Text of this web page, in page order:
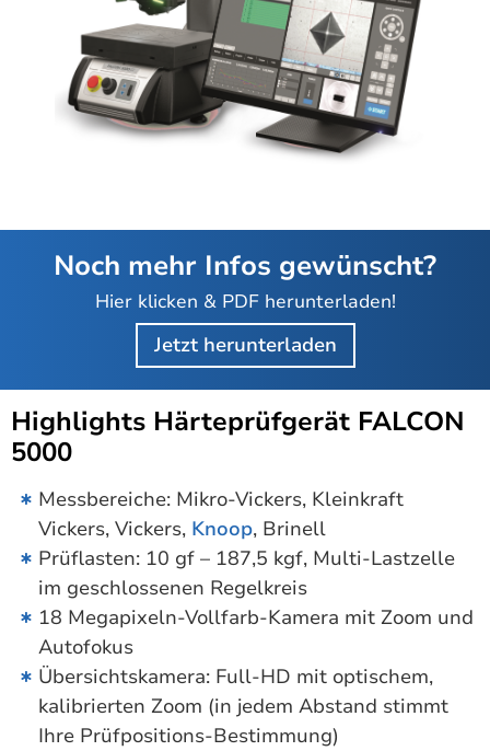
Noch mehr Infos gewünscht?
Hier klicken & PDF herunterladen!
Jetzt herunterladen
Highlights Härteprüfgerät FALCON
5000
Messbereiche: Mikro-Vickers, Kleinkraft
Vickers, Vickers, Knoop, Brinell
Prüflasten: 10 gf – 187,5 kgf, Multi-Lastzelle
im geschlossenen Regelkreis
18 Megapixeln-Vollfarb-Kamera mit Zoom und
Autofokus
Übersichtskamera: Full-HD mit optischem,
kalibrierten Zoom (in jedem Abstand stimmt
Ihre Prüfpositions-Bestimmung)